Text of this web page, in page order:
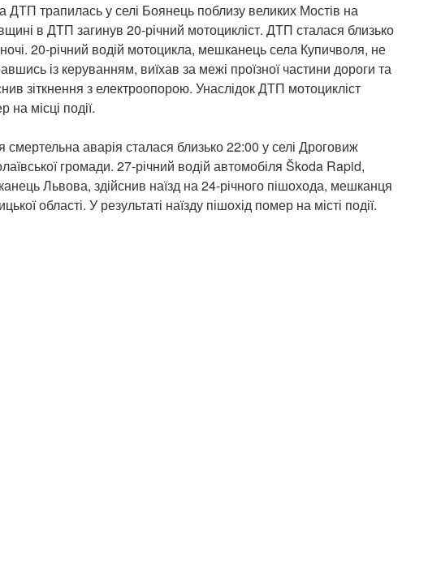
ДТП трапилась у селі Боянець поблизу великих Мостів на
в ДТП загинув 20-річний мотоцикліст. ДТП сталася близько
20-річний водій мотоцикла, мешканець села Купичволя, не
із керуванням, виїхав за межі проїзної частини дороги та
зіткнення з електроопорою. Унаслідок ДТП мотоцикліст
на місці події.
смертельна аварія сталася близько 22:00 у селі Дроговиж
громади. 27-річний водій автомобіля Škoda Rapid,
Львова, здійснив наїзд на 24-річного пішохода, мешканця
області. У результаті наїзду пішохід помер на місті події.